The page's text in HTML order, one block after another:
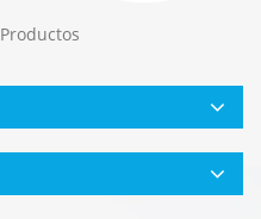
Productos